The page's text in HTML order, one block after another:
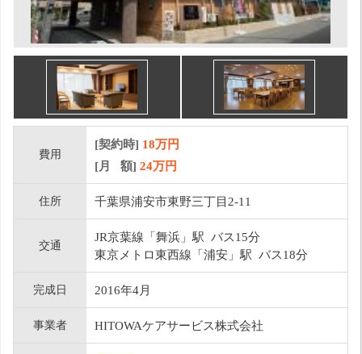
費用
[契約時] 18万円
[月 額] 24万円
住所 千葉県浦安市東野三丁目2-11
交通
JR京葉線「舞浜」駅 バス15分
東京メトロ東西線「浦安」駅 バス18分
完成日 2016年4月
事業者 HITOWAケアサービス株式会社